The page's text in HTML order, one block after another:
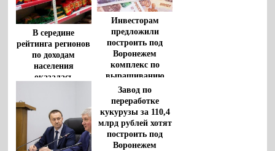
В середине
рейтинга регионов
по доходам
населения
оказалась
Инвесторам
предложили
построить под
Воронежем
комплекс по
выращиванию
индейки
Завод по
переработке
кукурузы за 110,4
млрд рублей хотят
построить под
Воронежем